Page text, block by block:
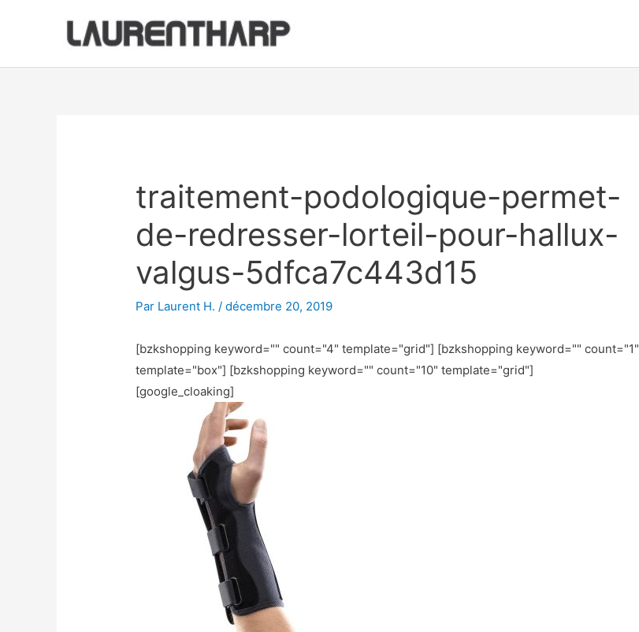
traitement-podologique-permet-
de-redresser-lorteil-pour-hallux-
valgus-5dfca7c443d15
Par Laurent H./décembre 20, 2019
[bzkshopping keyword="" count="4" template="grid"] [bzkshopping keyword="" count="1"
template="box"] [bzkshopping keyword="" count="10" template="grid"]
[google_cloaking]